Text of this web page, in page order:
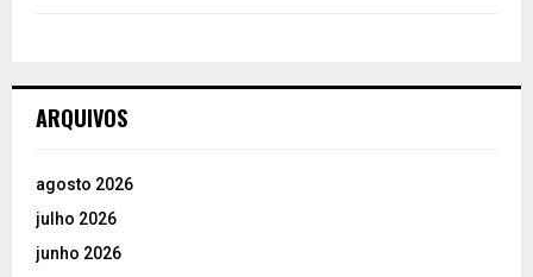
ARQUIVOS
agosto 2026
julho 2026
junho 2026